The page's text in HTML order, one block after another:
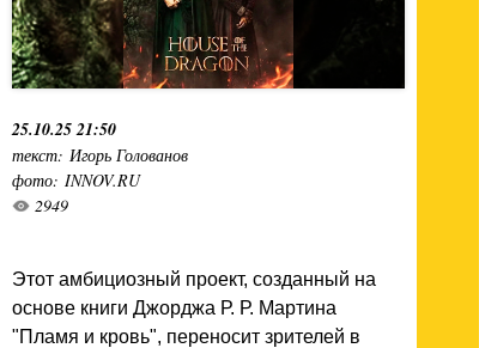
25.10.25 21:50
текст: Игорь Голованов
фото: INNOV.RU
2949
Этот амбициозный проект, созданный на
основе книги Джорджа Р. Р. Мартина
"Пламя и кровь", переносит зрителей в